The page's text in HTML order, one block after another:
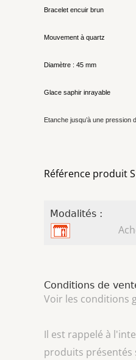
Bracelet encuir brun
Mouvement à quartz
Diamètre : 45 mm
Glace saphir inrayable
Etanche jusqu’à une pression
Référence produit
Modalités :
Conditions de
Voir les conditions
Il est rappelé à
produits présentés